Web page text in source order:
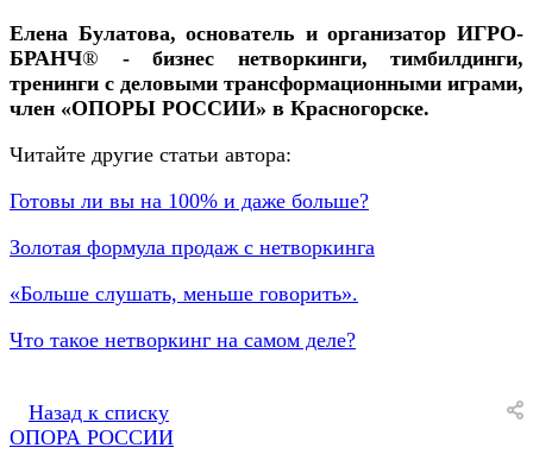
Елена Булатова, основатель и организатор ИГРО-
БРАНЧ® - бизнес нетворкинги, тимбилдинги,
тренинги с деловыми трансформационными играми,
член «ОПОРЫ РОССИИ» в Красногорске.
Читайте другие статьи автора:
Готовы ли вы на 100% и даже больше?
Золотая формула продаж с нетворкинга
«Больше слушать, меньше говорить».
Что такое нетворкинг на самом деле?
Назад к списку
ОПОРА РОССИИ